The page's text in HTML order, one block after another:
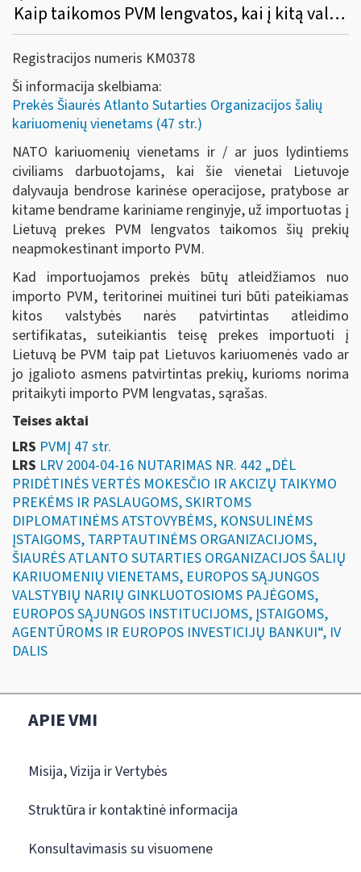
Kaip taikomos PVM lengvatos, kai į kitą valstybę narę vykstantys NATO kariuomenių vienetai prekes importuoja į Lietuvą?
Registracijos numeris KM0378
Ši informacija skelbiama:
Prekės Šiaurės Atlanto Sutarties Organizacijos šalių
kariuomenių vienetams (47 str.)
NATO kariuomenių vienetams ir / ar juos lydintiems
civiliams darbuotojams, kai šie vienetai Lietuvoje
dalyvauja bendrose karinėse operacijose, pratybose ar
kitame bendrame kariniame renginyje, už importuotas į
Lietuvą prekes PVM lengvatos taikomos šių prekių
neapmokestinant importo PVM.
Kad importuojamos prekės būtų atleidžiamos nuo
importo PVM, teritorinei muitinei turi būti pateikiamas
kitos valstybės narės patvirtintas atleidimo
sertifikatas, suteikiantis teisę prekes importuoti į
Lietuvą be PVM taip pat Lietuvos kariuomenės vado ar
jo įgalioto asmens patvirtintas prekių, kurioms norima
pritaikyti importo PVM lengvatas, sąrašas.
Teises aktai
LRS PVMĮ 47 str.
LRS LRV 2004-04-16 NUTARIMAS NR. 442 „DĖL
PRIDĖTINĖS VERTĖS MOKESČIO IR AKCIZŲ TAIKYMO
PREKĖMS IR PASLAUGOMS, SKIRTOMS
DIPLOMATINĖMS ATSTOVYBĖMS, KONSULINĖMS
ĮSTAIGOMS, TARPTAUTINĖMS ORGANIZACIJOMS,
ŠIAURĖS ATLANTO SUTARTIES ORGANIZACIJOS ŠALIŲ
KARIUOMENIŲ VIENETAMS, EUROPOS SĄJUNGOS
VALSTYBIŲ NARIŲ GINKLUOTOSIOMS PAJĖGOMS,
EUROPOS SĄJUNGOS INSTITUCIJOMS, ĮSTAIGOMS,
AGENTŪROMS IR EUROPOS INVESTICIJŲ BANKUI“, IV
DALIS
APIE VMI
Misija, Vizija ir Vertybės
Struktūra ir kontaktinė informacija
Konsultavimasis su visuomene